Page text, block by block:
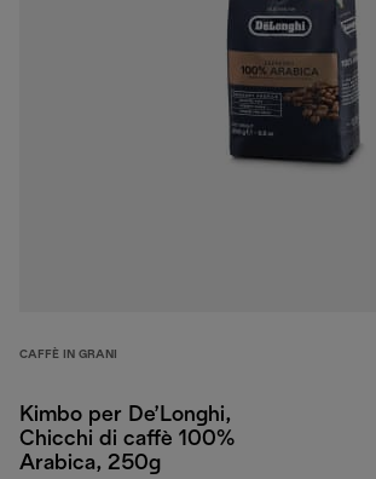
CAFFÈ IN GRANI
Kimbo per De’Longhi,
Chicchi di caffè 100%
Arabica, 250g